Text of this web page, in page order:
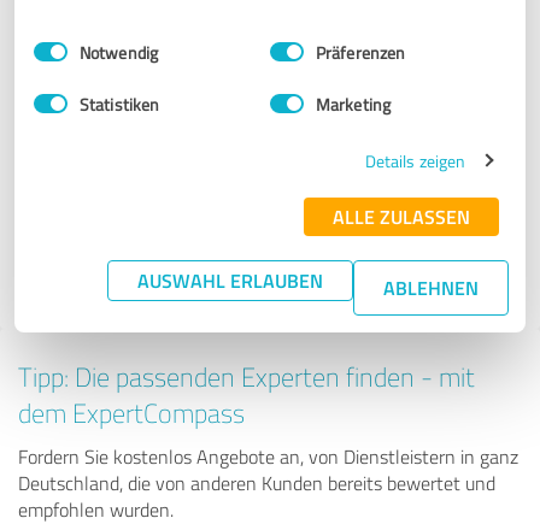
Impressum Datenschutzbestimmungen
Einwilligungsauswahl
Notwendig Präferenzen
Statistiken Marketing
Details zeigen
ALLE ZULASSEN
AUSWAHL ERLAUBEN ABLEHNEN
Anbietern aus dem Bereich
4.84 von 5
Tipp: Die passenden Experten finden - mit
dem ExpertCompass
Fordern Sie kostenlos Angebote an, von Dienstleistern in ganz
Deutschland, die von anderen Kunden bereits bewertet und
empfohlen wurden.